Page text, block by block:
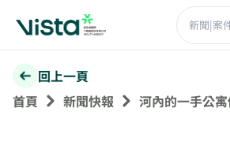
回上一頁
首頁
新聞快報 河內的一手公